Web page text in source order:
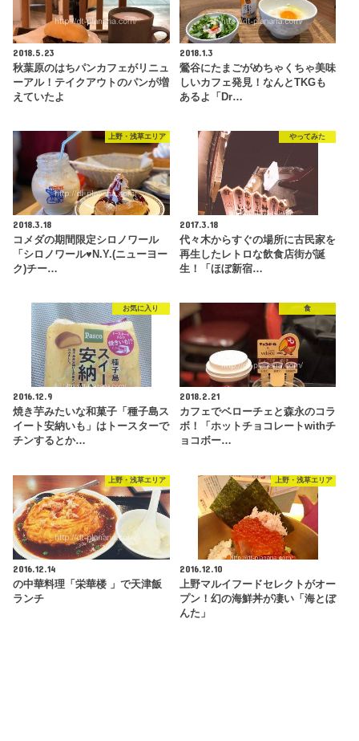
2018.5.23
秋葉原のはちパンカフェがリニュ
ーアル！テイクアウトのパンが増
えていたよ
2018.1.3
鶯谷にたまごがめちゃくちゃ美味
しいカフェ発見！なんとTKGも
あるよ「Dr…
上野・浅草エリア
2018.3.18
コメダの期間限定シロノワール
「シロノワール♥N.Y.(ニューヨー
ク)チー…
やってみた
2017.3.18
代々木からすぐの場所に古民家を
再生したレトロな飲食店街が誕
生！「ほぼ新宿…
お気に入り
2016.12.9
焼き芋みたいな和菓子「種子島ス
イート安納いも」はトースターで
チンするとか…
食
2018.2.21
カフェでベローチェと森永のコラ
ボ！「ホットチョコレートwithチ
ョコボー…
上野・浅草エリア
2016.12.14
の中華料理「栄華楼 」で天津飯
ランチ
上野・浅草エリア
2016.12.10
上野マルイフードセレクトがオー
プン！幻の海鮮丼が凄い「海とぼ
んた」